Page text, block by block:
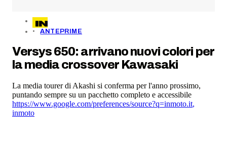
ANTEPRIME
Versys 650: arrivano nuovi colori per
la media crossover Kawasaki
La media tourer di Akashi si conferma per l'anno prossimo,
puntando sempre su un pacchetto completo e accessibile
https://www.google.com/preferences/source?q=inmoto.it,
inmoto